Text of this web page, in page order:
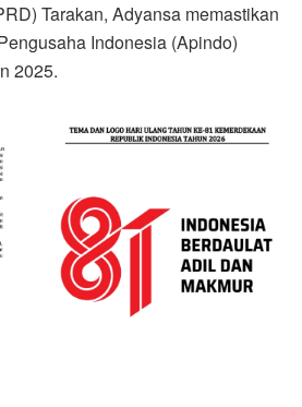
Tarakan, Adyansa memastikan
Indonesia (Apindo)
2025.